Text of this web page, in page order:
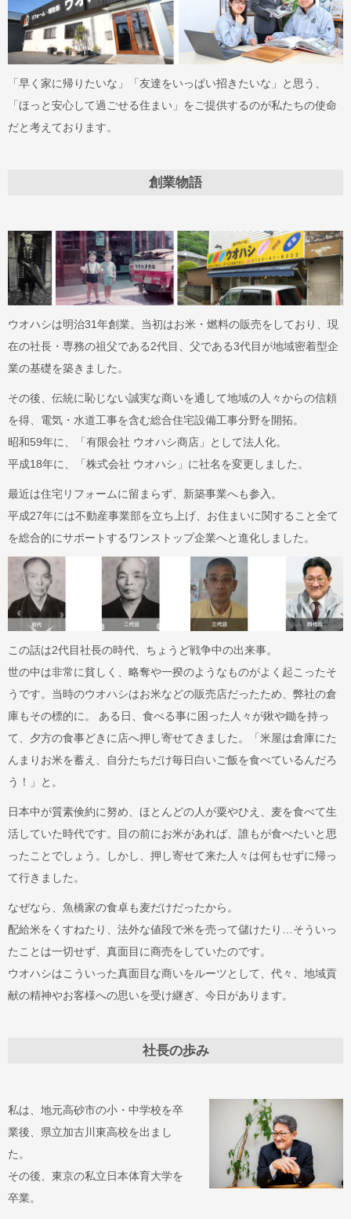
「早く家に帰りたいな」「友達をいっぱい招きたいな」と思う、
「ほっと安心して過ごせる住まい」をご提供するのが私たちの使命
だと考えております。
創業物語
ウオハシは明治31年創業。当初はお米・燃料の販売をしており、現
在の社長・専務の祖父である2代目、父である3代目が地域密着型企
業の基礎を築きました。
その後、伝統に恥じない誠実な商いを通して地域の人々からの信頼
を得、電気・水道工事を含む総合住宅設備工事分野を開拓。
昭和59年に、「有限会社 ウオハシ商店」として法人化。
平成18年に、「株式会社 ウオハシ」に社名を変更しました。
最近は住宅リフォームに留まらず、新築事業へも参入。
平成27年には不動産事業部を立ち上げ、お住まいに関すること全て
を総合的にサポートするワンストップ企業へと進化しました。
この話は2代目社長の時代、ちょうど戦争中の出来事。
世の中は非常に貧しく、略奪や一揆のようなものがよく起こったそ
うです。当時のウオハシはお米などの販売店だったため、弊社の倉
庫もその標的に。 ある日、食べる事に困った人々が鍬や鋤を持っ
て、夕方の食事どきに店へ押し寄せてきました。「米屋は倉庫にた
んまりお米を蓄え、自分たちだけ毎日白いご飯を食べているんだろ
う！」と。
日本中が質素倹約に努め、ほとんどの人が粟やひえ、麦を食べて生
活していた時代です。目の前にお米があれば、誰もが食べたいと思
ったことでしょう。しかし、押し寄せて来た人々は何もせずに帰っ
て行きました。
なぜなら、魚橋家の食卓も麦だけだったから。
配給米をくすねたり、法外な値段で米を売って儲けたり…そういっ
たことは一切せず、真面目に商売をしていたのです。
ウオハシはこういった真面目な商いをルーツとして、代々、地域貢
献の精神やお客様への思いを受け継ぎ、今日があります。
社長の歩み
私は、地元高砂市の小・中学校を卒
業後、県立加古川東高校を出まし
た。
その後、東京の私立日本体育大学を
卒業。